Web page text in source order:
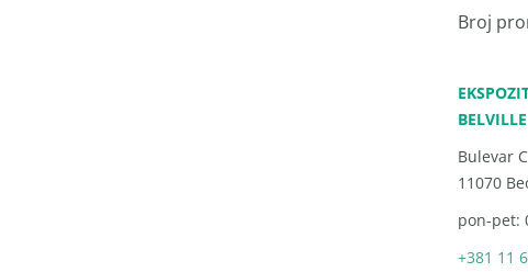
Broj
BELVILLE
Bulevar
11070
pon-pet:
+381 11